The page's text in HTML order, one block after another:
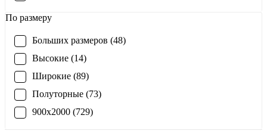
По размеру
Больших размеров (48)
Высокие (14)
Широкие (89)
Полуторные (73)
900x2000 (729)